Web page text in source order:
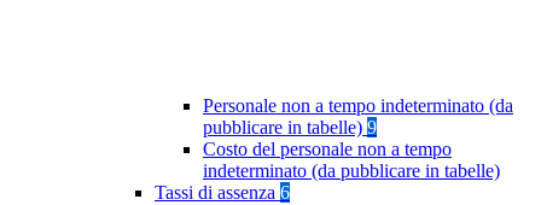
Personale non a tempo indeterminato (da
pubblicare in tabelle) 9
Costo del personale non a tempo
indeterminato (da pubblicare in tabelle)
Tassi di assenza 6